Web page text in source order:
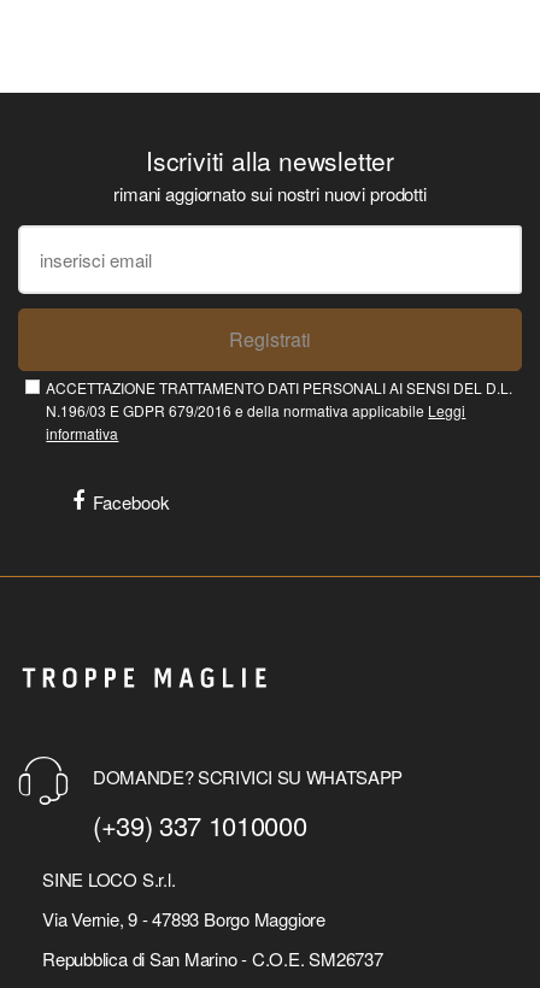
Iscriviti alla newsletter
rimani aggiornato sui nostri nuovi prodotti
Registrati
ACCETTAZIONE TRATTAMENTO DATI PERSONALI AI SENSI DEL D.L.
N.196/03 E GDPR 679/2016 e della normativa applicabile Leggi
informativa
Facebook
DOMANDE? SCRIVICI SU WHATSAPP
(+39) 337 1010000
SINE LOCO S.r.l.
Via Vernie, 9 - 47893 Borgo Maggiore
Repubblica di San Marino - C.O.E. SM26737